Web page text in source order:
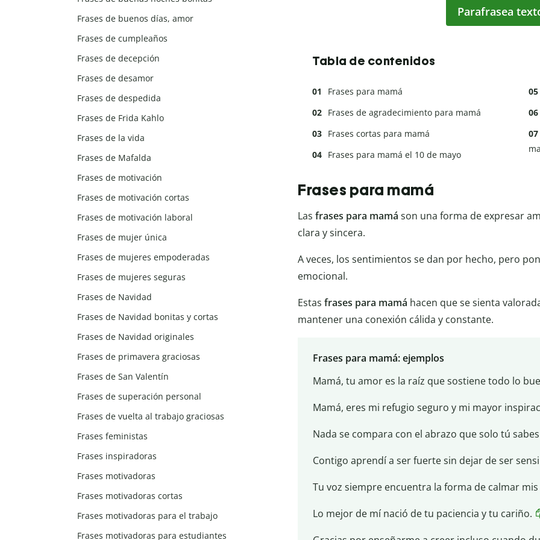
Parafrasea
Tabla de contenidos
Frases para mamá
Frases de agradecimiento para mamá
Frases cortas para mamá
Frases para mamá el 10 de mayo
Frases para mamá
Las frases para mamá son una forma de expresar
clara y sincera.
A veces, los sentimientos se dan por hecho, pero
emocional.
Estas frases para mamá hacen que se sienta
mantener una conexión cálida y constante.
Frases para mamá: ejemplos
Mamá, tu amor es la raíz que sostiene todo lo
Mamá, eres mi refugio seguro y mi mayor
Nada se compara con el abrazo que solo tú
Contigo aprendí a ser fuerte sin dejar de ser
Tu voz siempre encuentra la forma de calmar
Lo mejor de mí nació de tu paciencia y tu cariño.
Frases de buenos días, amor
Frases de cumpleaños
Frases de decepción
Frases de desamor
Frases de despedida
Frases de Frida Kahlo
Frases de la vida
Frases de Mafalda
Frases de motivación
Frases de motivación cortas
Frases de motivación laboral
Frases de mujer única
Frases de mujeres empoderadas
Frases de mujeres seguras
Frases de Navidad
Frases de Navidad bonitas y cortas
Frases de Navidad originales
Frases de primavera graciosas
Frases de San Valentín
Frases de superación personal
Frases de vuelta al trabajo graciosas
Frases feministas
Frases inspiradoras
Frases motivadoras
Frases motivadoras cortas
Frases motivadoras para el trabajo
Frases motivadoras para estudiantes